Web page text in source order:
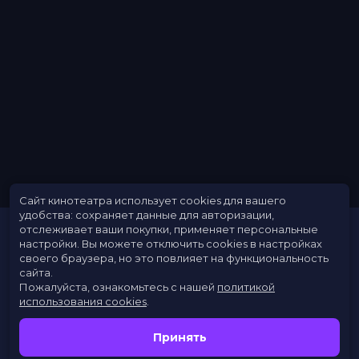
Расписание
Скоро в кино
Сайт кинотеатра использует cookies для вашего
удобства: сохраняет данные для авторизации,
отслеживает ваши покупки, применяет персональные
настройки. Вы можете отключить cookies в настройках
своего браузера, но это повлияет на функциональность
сайта.
Пожалуйста, ознакомьтесь с нашей политикой
использования cookies
Принять